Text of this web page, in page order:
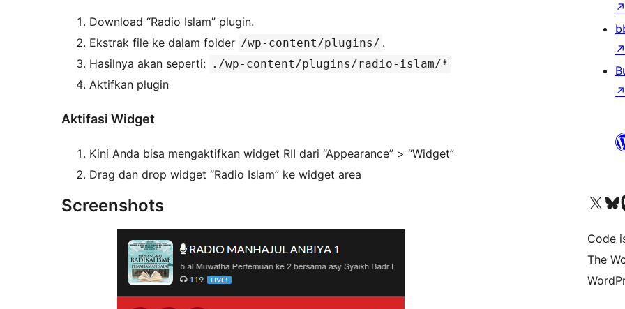
Download “Radio Islam” plugin.
Ekstrak file ke dalam folder /wp-content/plugins/ .
Hasilnya akan seperti: ./wp-content/plugins/radio-islam/*
Aktifkan plugin
Aktifasi Widget
Kini Anda bisa mengaktifkan widget RII dari “Appearance” > “Widget”
Drag dan drop widget “Radio Islam” ke widget area
Screenshots
↗
↗
↗
Visit our XVisit
Code
The